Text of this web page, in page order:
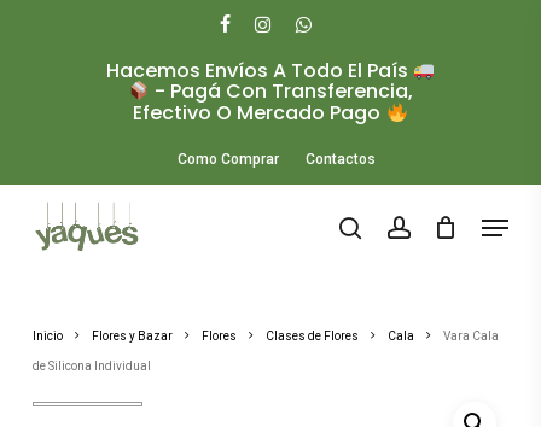
Hacemos Envíos A Todo El País
- Pagá Con Transferencia,
Efectivo O Mercado Pago
Como Comprar Contactos
search account
Menu
Inicio Flores y Bazar Flores Clases de Flores Cala Vara Cala
de Silicona Individual